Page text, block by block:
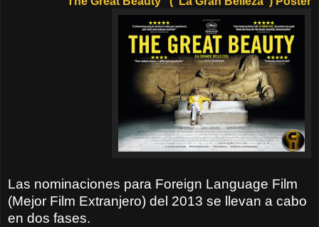
Las nominaciones para Foreign Language Film
(Mejor Film Extranjero) del 2013 se llevan a cabo
en dos fases.